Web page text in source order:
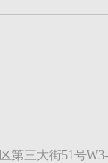
第三大街51号